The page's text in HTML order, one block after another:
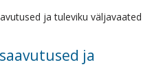
ja tuleviku väljavaated
ja